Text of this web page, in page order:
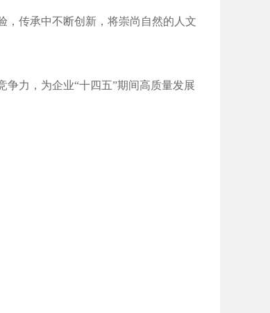
，传承中不断创新，将崇尚自然的人文
力，为企业“十四五”期间高质量发展